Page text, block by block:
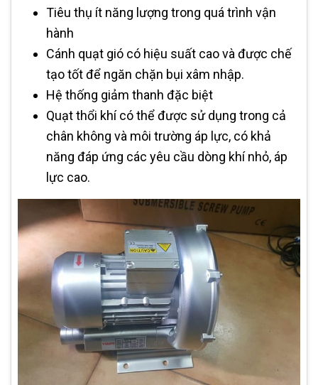
Tiêu thụ ít năng lượng trong quá trình vận
hành
Cánh quạt gió có hiệu suất cao và được chế
tạo tốt để ngăn chặn bụi xâm nhập.
Hệ thống giảm thanh đặc biệt
Quạt thổi khí có thể được sử dụng trong cả
chân không và môi trường áp lực, có khả
năng đáp ứng các yêu cầu dòng khí nhỏ, áp
lực cao.